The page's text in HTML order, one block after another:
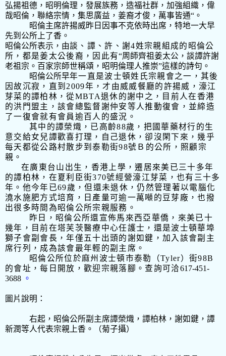
弘揚祖德，昭明倫理，發展族務，造福社群，加強組織，偉
哉昭倫，聯絡宗情，集思廣益，姜裔才俊，萬事皆通“。
昭倫主席許揚威昨日因事不克依時出席，特地一大早
先到公所上了香。
昭倫公所表示，由談、譚、許、謝4姓宗親組成的昭倫公
所，都是姜太公後裔，因此有“周師齊祖姜太公，談譚許謝
老祖宗。百家宗師世稱頌，昭明倫理人推崇”這樣的詩句。
昭倫公所早年一直是波士頓姓氏宗親會之一，其後
因故沉寂，直到 2009年，才由威威餐廳的許揚威，濠江
芽菜的譚柏林，從MBTA退休的謝中之，目前人在香港
的洪門盟主，該會總監督謝仲安等人推動復會，並締造
了一復會就有會員逾百人的盛況。
其中的譚榮熾，已高齡88歲，把國華藥材行的生
意交給女兒譚歡喜打理，自己退休，卻沒閑下來，幾乎
每天都從公路村散步到泰勒街98號Ｂ的公所，照顧宗
親。
在廣東台山出生，香港上學，遷居來美已三十多年
的譚柏林，在夏利臣街370號經營濠江芽菜，也有三十多
年。他今年已69歲，但還未退休，仍然管理著以電腦化
澆水施肥方式培育，日產量可逾一萬噸的豆芽廠，也撥
出很多時間為昭倫公所宗親服務。
昨日，昭倫公所還宣佈馬來西亞華僑，來美已十
幾年，目前在塔芙茨醫療中心任護士，還是波士頓華埠
獅子會副會長，年僅五十出頭的謝如鍵，加入該會副主
席行列，成為該會最年輕的副主席。
昭倫公所位於麻州波士頓市泰勒（Tyler）街98B
的會址，每日開放，歡迎宗親落腳。查詢可洽617-451-
3688 。
圖片說明：
右起，昭倫公所副主席譚榮熾，譚柏林，謝如鍵，譚
新潤等人代表宗親上香。（菊子攝）